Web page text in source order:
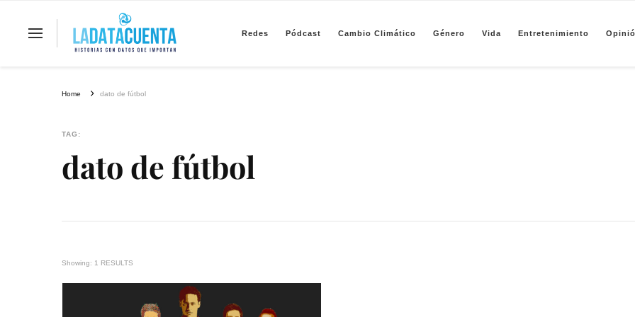
La Data Cuenta es una plataforma independiente de periodismo basado en análisis de datos y visualización de información sobre
Redes Pódcast Cambio Climático Género Vida Entretenimiento
Home dato de fútbol
TAG:
dato de fútbol
Showing: 1 RESULTS